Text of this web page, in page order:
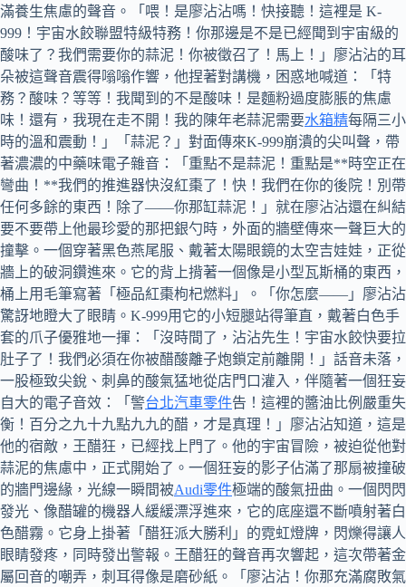
滿養生焦慮的聲音。「喂！是廖沾沾嗎！快接聽！這裡是 K-
999！宇宙水餃聯盟特級特務！你那邊是不是已經聞到宇宙級的
酸味了？我們需要你的蒜泥！你被徵召了！馬上！」廖沾沾的耳
朵被這聲音震得嗡嗡作響，他捏著對講機，困惑地喊道：「特
務？酸味？等等！我聞到的不是酸味！是麵粉過度膨脹的焦慮
味！還有，我現在走不開！我的陳年老蒜泥需要水箱精每隔三小
時的溫和震動！」「蒜泥？」對面傳來K-999崩潰的尖叫聲，帶
著濃濃的中藥味電子雜音：「重點不是蒜泥！重點是**時空正在
彎曲！**我們的推進器快沒紅棗了！快！我們在你的後院！別帶
任何多餘的東西！除了——你那缸蒜泥！」就在廖沾沾還在糾結
要不要帶上他最珍愛的那把銀勺時，外面的牆壁傳來一聲巨大的
撞擊。一個穿著黑色燕尾服、戴著太陽眼鏡的太空吉娃娃，正從
牆上的破洞鑽進來。它的背上揹著一個像是小型瓦斯桶的東西，
桶上用毛筆寫著「極品紅棗枸杞燃料」。「你怎麼——」廖沾沾
驚訝地瞪大了眼睛。K-999用它的小短腿站得筆直，戴著白色手
套的爪子優雅地一揮：「沒時間了，沾沾先生！宇宙水餃快要拉
肚子了！我們必須在你被醋酸離子炮鎖定前離開！」話音未落，
一股極致尖銳、刺鼻的酸氣猛地從店門口灌入，伴隨著一個狂妄
自大的電子音效：「警台北汽車零件告！這裡的醬油比例嚴重失
衡！百分之九十九點九九的醋，才是真理！」廖沾沾知道，這是
他的宿敵，王醋狂，已經找上門了。他的宇宙冒險，被迫從他對
蒜泥的焦慮中，正式開始了。一個狂妄的影子佔滿了那扇被撞破
的牆門邊緣，光線一瞬間被Audi零件極端的酸氣扭曲。一個閃閃
發光、像醋罐的機器人緩緩漂浮進來，它的底座還不斷噴射著白
色醋霧。它身上掛著「醋狂派大勝利」的霓虹燈牌，閃爍得讓人
眼睛發疼，同時發出警報。王醋狂的聲音再次響起，這次帶著金
屬回音的嘲弄，刺耳得像是磨砂紙。「廖沾沾！你那充滿腐敗氣